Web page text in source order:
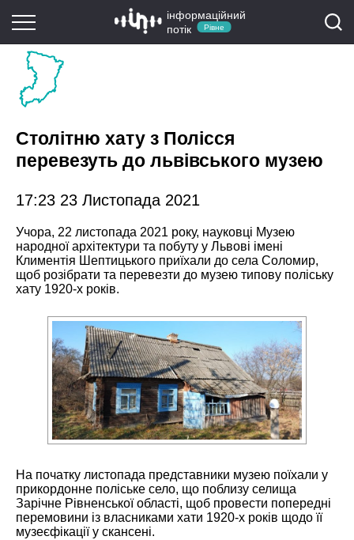
інформаційний
потік
Рівне
Столітню хату з Полісся
перевезуть до львівського музею
17:23 23 Листопада 2021
Учора, 22 листопада 2021 року, науковці Музею
народної архітектури та побуту у Львові імені
Климентія Шептицького приїхали до села Соломир,
щоб розібрати та перевезти до музею типову поліську
хату 1920-х років.
На початку листопада представники музею поїхали у
прикордонне поліське село, що поблизу селища
Зарічне Рівненської області, щоб провести попередні
перемовини із власниками хати 1920-х років щодо її
музеєфікації у скансені.